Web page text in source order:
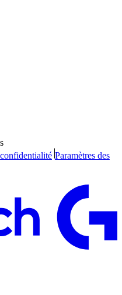
Paramètres des